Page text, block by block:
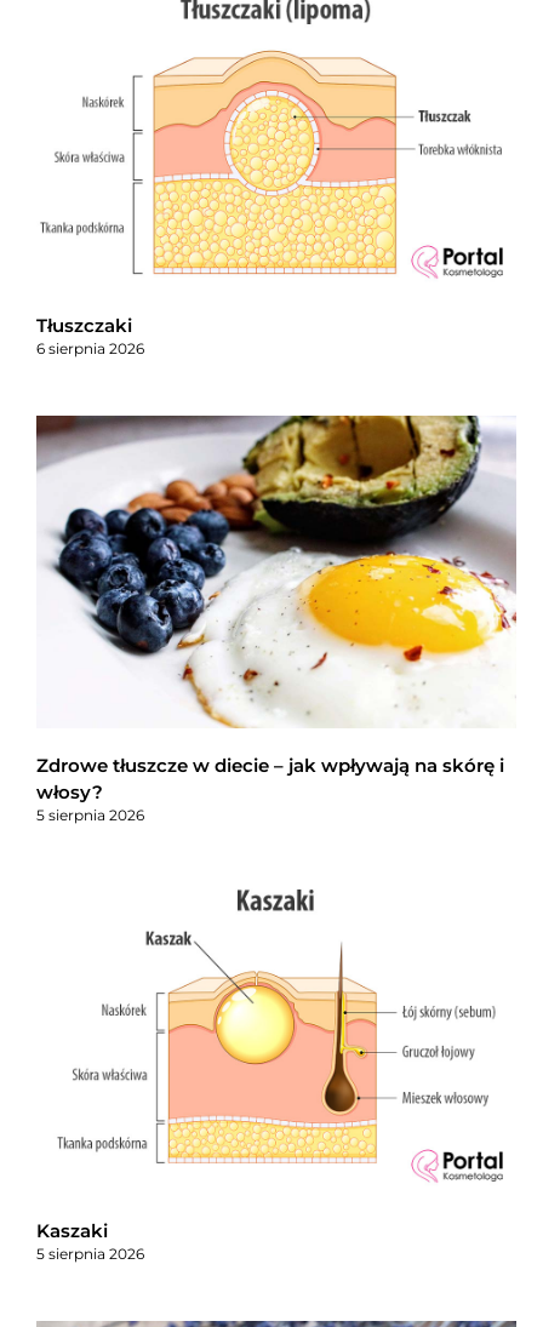
Tłuszczaki
6 sierpnia 2026
Zdrowe tłuszcze w diecie – jak wpływają na skórę i
włosy?
5 sierpnia 2026
Kaszaki
5 sierpnia 2026